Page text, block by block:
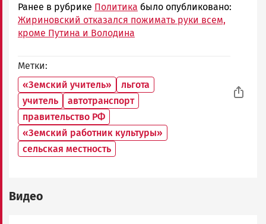
Ранее в рубрике Политика было опубликовано:
Жириновский отказался пожимать руки всем,
кроме Путина и Володина
Метки
«Земский учитель»
льгота
учитель
автотранспорт
правительство РФ
«Земский работник культуры»
сельская местность
Видео